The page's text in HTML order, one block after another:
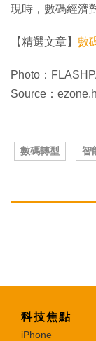
現時，數碼經濟
【精選文章】 數
Photo：
Source：
數碼轉型 智
科技焦點
iPhone